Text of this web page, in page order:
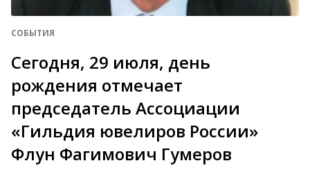
СОБЫТИЯ
Сегодня, 29 июля, день
рождения отмечает
председатель Ассоциации
«Гильдия ювелиров России»
Флун Фагимович Гумеров